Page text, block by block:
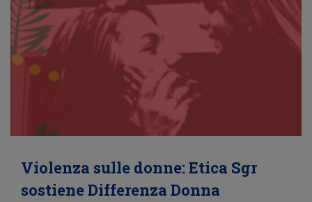
Violenza sulle donne: Etica Sgr
sostiene Differenza Donna